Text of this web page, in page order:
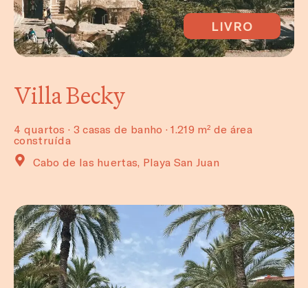
LIVRO
Villa Becky
4 quartos · 3 casas de banho · 1.219 m² de área
construída
Cabo de las huertas, Playa San Juan